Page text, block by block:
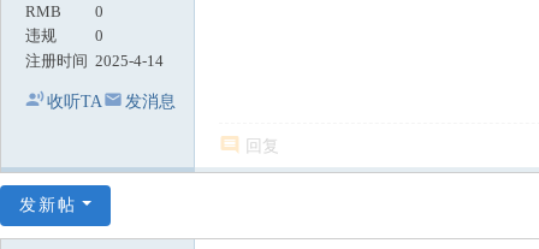
RMB
0
违规
0
注册时间 2025-4-14
收听TA 发消息
回复
发新帖